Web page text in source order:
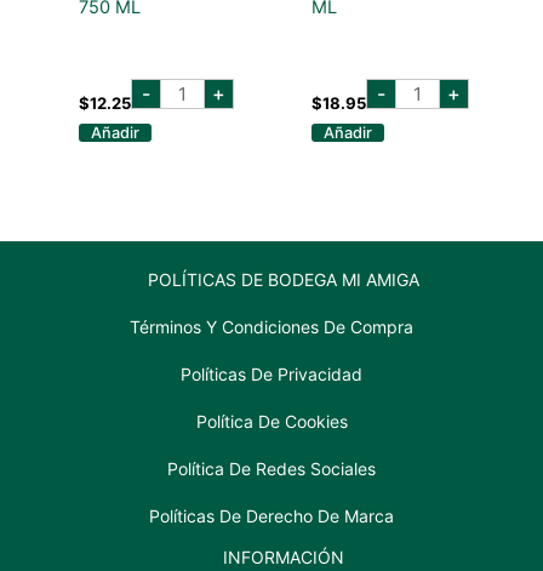
750 ML
$12.25 - lapostolle
merlot+
Añadir
ML
$18.95 - beronia
reserva+
Añadir
POLÍTICAS DE BODEGA MI AMIGA
Términos Y Condiciones De Compra
Políticas De Privacidad
Política De Cookies
Política De Redes Sociales
Políticas De Derecho De Marca
INFORMACIÓN